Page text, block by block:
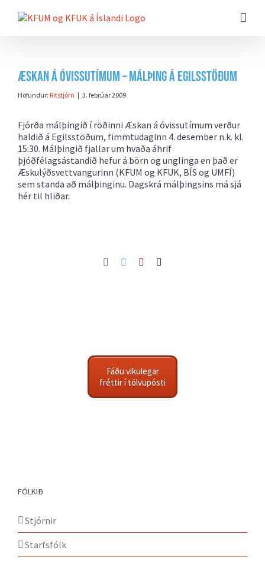
beint
Æskan á óvissutímum – málþing á Egilsstöðum
Höfundur: Ritstjórn | 3. febrúar 2009
Fjórða málþingið í röðinni Æskan á óvissutímum verður
haldið á Egilsstöðum, fimmtudaginn 4. desember n.k. kl.
15:30. Málþingið fjallar um hvaða áhrif
þjóðfélagsástandið hefur á börn og unglinga en það er
Æskulýðsvettvangurinn (KFUM og KFUK, BÍS og UMFÍ)
sem standa að málþinginu. Dagskrá málþingsins má sjá
hér til hliðar.
Facebook
TwitterPinterest
Fáðu vikulegar
fréttir í tölvupósti
FÓLKIÐ
Stjórnir
Starfsfólk